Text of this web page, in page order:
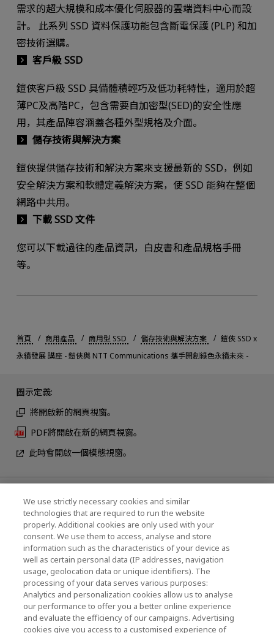
需求的超大規模和成本優化伺服器的雲端資料中心而設
計。 此系列 SSD 資料保護功能包含斷電保護 (PLP) 和加
密技術選購。
客戶級 SSD
鎧俠客戶級 SSD 具備體積輕巧及低功耗特性，適用於超
薄PC及高階PC，包含需要自加密型(SED)的安全性應
用，其產品陣容涵蓋各種外型規格及介面。
儲存技術與解決方案
鎧俠提供儲存技術和解決方案來支援最新的 SSD，例如
安全解決方案和軟體定義解決方案，使 SSD 能夠在整個
網路中共用。
下載 SSD 文件
您可以下載過往的產品資訊，白皮書和產品規格手冊
等。
首頁 商用產品 商用型 SSD 儲存技術與解決方案
鎧俠 SSD x
永續發展 講座 - 鎧俠與 NTT Communications 攜手開創綠色永續未來 -
圖示定義:
將開啟新的網頁視窗。
PDF將開啟在新的網頁視窗。
此時會開啟一個模態視窗。
最新消息
聯繫我們
KIOXIA Holdings Corporation (企業集團資訊/投
資人關係)
KIOXIA Holdings Corporation Home
We use strictly necessary cookies and similar
technologies that are required to run the website
properly. Additional cookies are only used with your
consent. We use them to access, analyse and store
information such as the characteristics of your device as
well as certain personal data (IP addresses, navigation
usage, geolocation data or unique identifiers). The
processing of your data serves various purposes:
Analytics and personalization cookies allow us to analyse
our performance to offer you a better online experience
and evaluate the efficiency of our campaigns. Advertising
cookies give you access to a customised experience of